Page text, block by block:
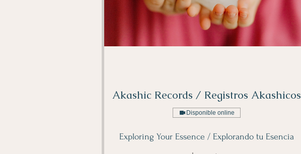
Akashic Records / Registros Akashicos
Disponible online
Exploring Your Essence / Explorando tu Esencia